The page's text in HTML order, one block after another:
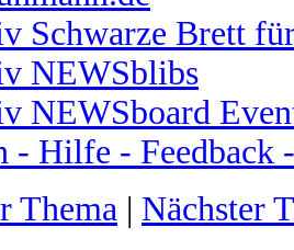
Schwarze Brett
NEWSblibs
NEWSboard
- Hilfe - Feedback
Thema | Nächster